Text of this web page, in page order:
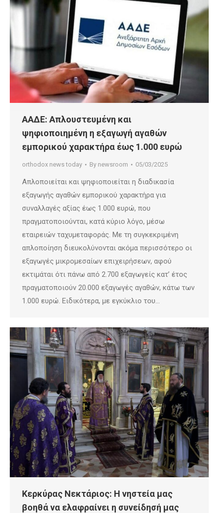
ΑΑΔΕ: Απλουστευμένη και
ψηφιοποιημένη η εξαγωγή αγαθών
εμπορικού χαρακτήρα έως 1.000 ευρώ
orthodox news today By newsroom 05/03/2025
Απλοποιείται και ψηφιοποιείται η διαδικασία
εξαγωγής αγαθών εμπορικού χαρακτήρα για
συναλλαγές αξίας έως 1.000 ευρώ, που
πραγματοποιούνται, κατά κύριο λόγο, μέσω
εταιρειών ταχυμεταφοράς. Με τη συγκεκριμένη
απλοποίηση διευκολύνονται ακόμα περισσότερο οι
εξαγωγές μικρομεσαίων επιχειρήσεων, αφού
εκτιμάται ότι πάνω από 2.700 εξαγωγείς κατ’ έτος
πραγματοποιούν 20.000 εξαγωγές αγαθών, κάτω των
1.000 ευρώ. Ειδικότερα, με εγκύκλιο του…
Κερκύρας Νεκτάριος: Η νηστεία μας
βοηθά να ελαφραίνει η συνείδησή μας